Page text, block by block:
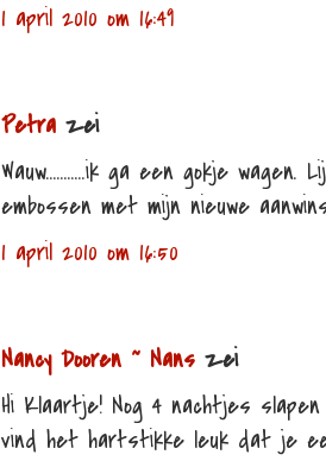
1 april 2010 om 16:49
Petra zei
Wauw...........ik ga een gokje
embossen met mijn nieuwe
1 april 2010 om 16:50
Nancy Dooren ~ Nans zei
Hi Klaartje! Nog 4 nachtjes
vind het hartstikke leuk dat je